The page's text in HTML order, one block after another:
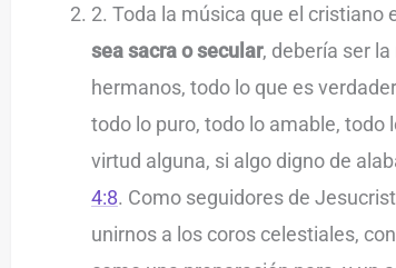
2. Toda la música que el cristiano
sea sacra o secular, debería ser
hermanos, todo lo que es
todo lo puro, todo lo amable, todo
virtud alguna, si algo digno de
4:8. Como seguidores de
unirnos a los coros celestiales,